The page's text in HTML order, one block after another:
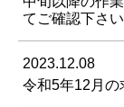
てご確認下さい
2023.12.08
令和5年12月の